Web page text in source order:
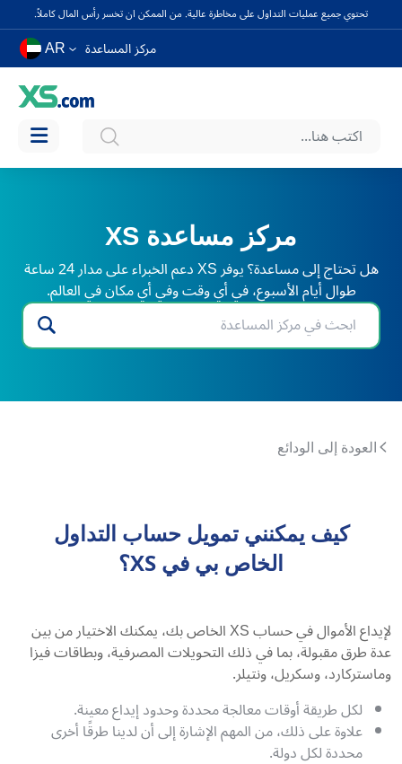
تحتوي جميع عمليات التداول على مخاطرة عالية. من الممكن ان تخسر رأس المال كاملاً.
مركز المساعدة AR
مركز مساعدة XS
هل تحتاج إلى مساعدة؟ يوفر XS دعم الخبراء على مدار 24 ساعة
طوال أيام الأسبوع، في أي وقت وفي أي مكان في العالم.
العودة إلى الودائع
كيف يمكنني تمويل حساب التداول
الخاص بي في XS؟
لإيداع الأموال في حساب XS الخاص بك، يمكنك الاختيار من بين
عدة طرق مقبولة، بما في ذلك التحويلات المصرفية، وبطاقات فيزا
وماستركارد، وسكريل، ونتيلر.
لكل طريقة أوقات معالجة محددة وحدود إيداع معينة.
علاوة على ذلك، من المهم الإشارة إلى أن لدينا طرقًا أخرى
محددة لكل دولة.